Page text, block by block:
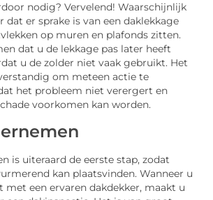
nodig? Vervelend! Waarschijnlijk
dat er sprake is van een daklekkage
op muren en plafonds zitten.
dat u de lekkage pas later heeft
u de zolder niet vaak gebruikt. Het
om meteen actie te
het probleem niet verergert en
voorkomen kan worden.
is uiteraard de eerste stap, zodat
kan plaatsvinden. Wanneer u
een ervaren dakdekker, maakt u